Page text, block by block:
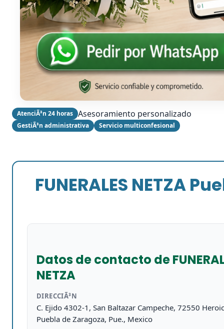
AtenciÃ³n 24 horas Asesoramiento personalizado
GestiÃ³n administrativa Servicio multiconfesional
FUNERALES NETZA
Datos de contacto de
NETZA
DIRECCIÃ³N
C. Ejido 4302-1, San Baltazar Campeche, 72550
Puebla de Zaragoza, Pue., Mexico